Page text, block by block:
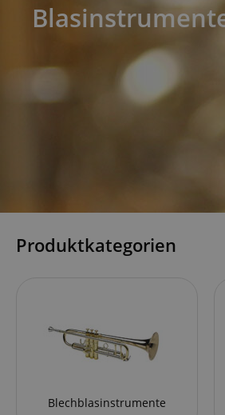
Produktkategorien
Blechblasinstrumente